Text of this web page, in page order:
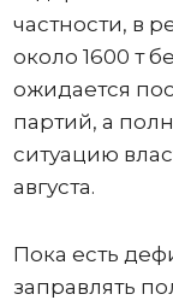
частности, в
около 1600 т
ожидается
партий, а
ситуацию
августа.
Пока есть
заправлять